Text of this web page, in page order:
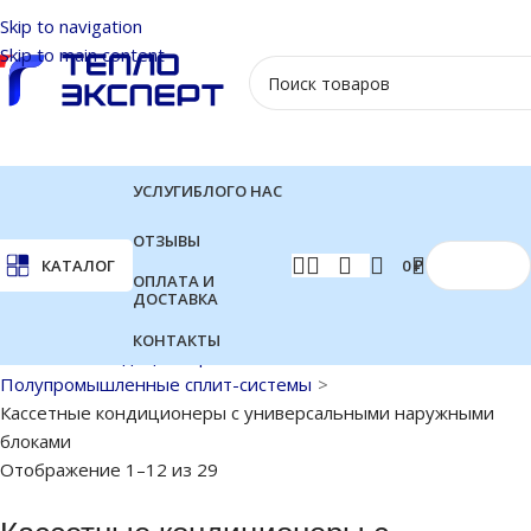
Skip to navigation
Skip to main content
КАТАЛОГ
УСЛУГИБЛОГО НАС
ОТЗЫВЫ
ОПЛАТА И
ДОСТАВКА
КОНТАКТЫ
0₽
Полупромышленные сплит-системы
Кассетные кондиционеры с универсальными наружными
блоками
Отображение 1–12 из 29